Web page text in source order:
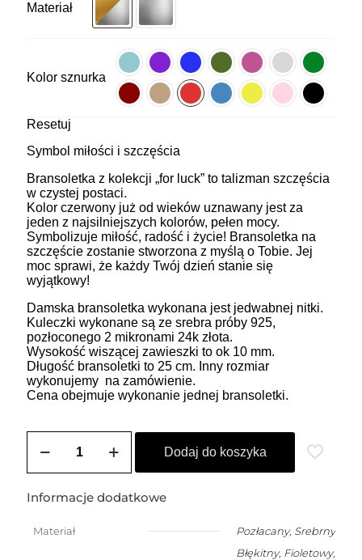
Materiał
Kolor sznurka
Resetuj
Symbol miłości i szczęścia
Bransoletka z kolekcji „for luck” to talizman szczęścia
w czystej postaci.
Kolor czerwony już od wieków uznawany jest za
jeden z najsilniejszych kolorów, pełen mocy.
Symbolizuje miłość, radość i życie! Bransoletka na
szczęście zostanie stworzona z myślą o Tobie. Jej
moc sprawi, że każdy Twój dzień stanie się
wyjątkowy!
Damska bransoletka wykonana jest jedwabnej nitki.
Kuleczki wykonane są ze srebra próby 925,
pozłoconego 2 mikronami 24k złota.
Wysokość wiszącej zawieszki to ok 10 mm.
Długość bransoletki to 25 cm. Inny rozmiar
wykonujemy na zamówienie.
Cena obejmuje wykonanie jednej bransoletki.
ZOZO
bransoletka
na
szczęście
Dodaj do koszyka
Informacje dodatkowe
Materiał Pozłacany, Srebrny
Błękitny, Fioletowy,